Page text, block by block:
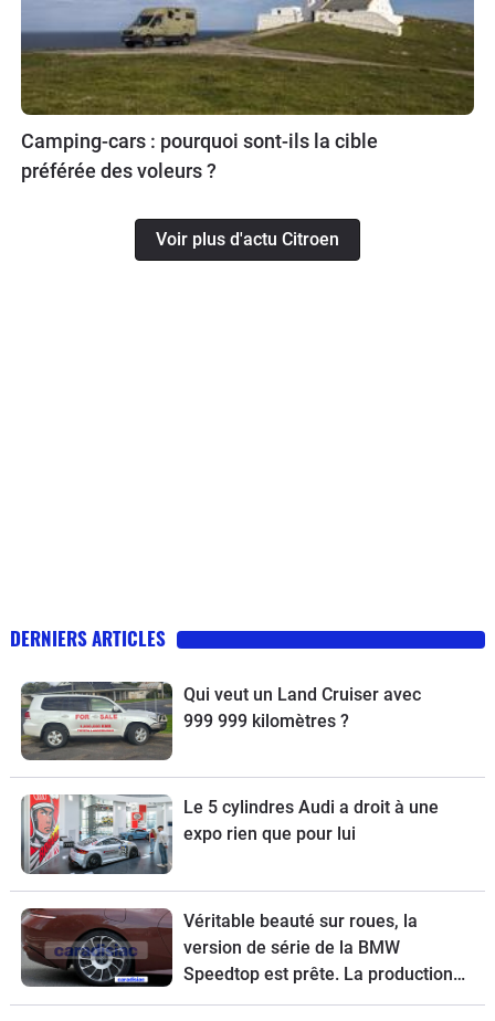
Camping-cars : pourquoi sont-ils la cible
préférée des voleurs ?
Voir plus d'actu Citroen
DERNIERS ARTICLES
Qui veut un Land Cruiser avec
999 999 kilomètres ?
Le 5 cylindres Audi a droit à une
expo rien que pour lui
Véritable beauté sur roues, la
version de série de la BMW
Speedtop est prête. La production
de ce break de chasse sera limitée à